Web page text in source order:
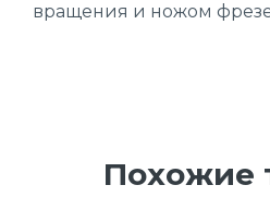
вращения и ножом
Похожие